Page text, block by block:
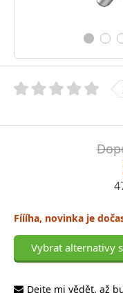
Fíííha, novinka je
Vybrat alternativy
Dejte mi vědět, až